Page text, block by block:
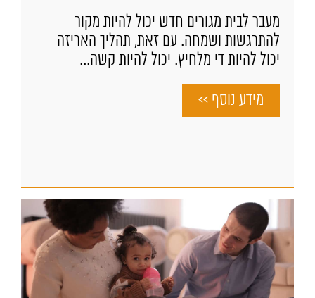
מעבר לבית מגורים חדש יכול להיות מקור
להתרגשות ושמחה. עם זאת, תהליך האריזה
יכול להיות די מלחיץ. יכול להיות קשה...
מידע נוסף >>